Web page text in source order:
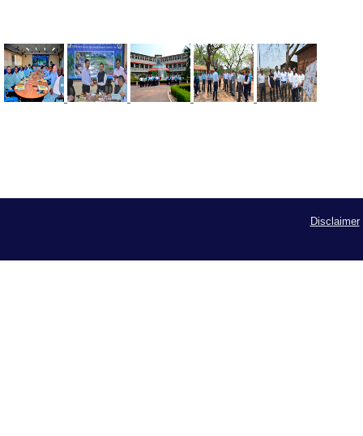
Disclaimer